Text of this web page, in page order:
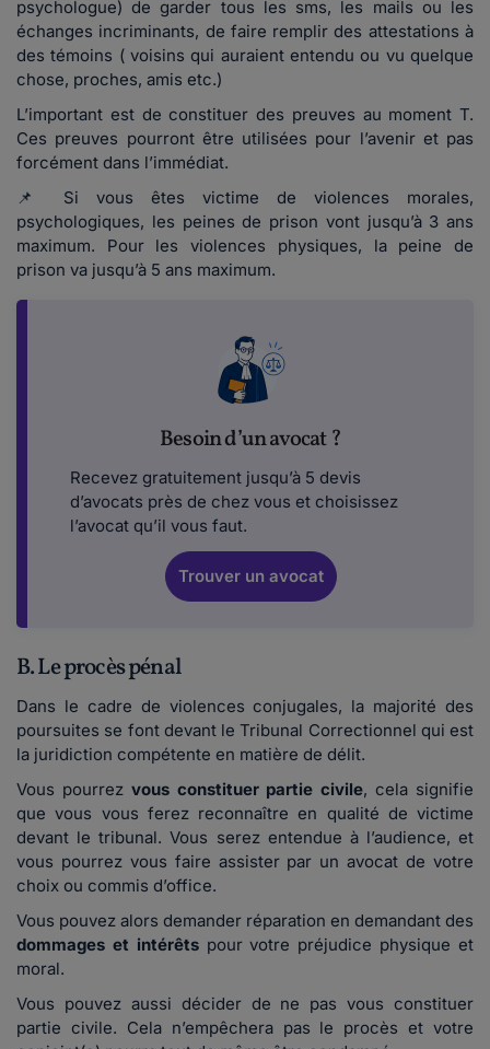
psychologue) de garder tous les sms, les mails ou les
échanges incriminants, de faire remplir des attestations à
des témoins ( voisins qui auraient entendu ou vu quelque
chose, proches, amis etc.)
L’important est de constituer des preuves au moment T.
Ces preuves pourront être utilisées pour l’avenir et pas
forcément dans l’immédiat.
📌 Si vous êtes victime de violences morales,
psychologiques, les peines de prison vont jusqu’à 3 ans
maximum. Pour les violences physiques, la peine de
prison va jusqu’à 5 ans maximum.
Besoin d’un avocat ?
Recevez gratuitement jusqu’à 5 devis
d’avocats près de chez vous et choisissez
l’avocat qu’il vous faut.
Trouver un avocat
B. Le procès pénal
Dans le cadre de violences conjugales, la majorité des
poursuites se font devant le Tribunal Correctionnel qui est
la juridiction compétente en matière de délit.
Vous pourrez vous constituer partie civile, cela signifie
que vous vous ferez reconnaître en qualité de victime
devant le tribunal. Vous serez entendue à l’audience, et
vous pourrez vous faire assister par un avocat de votre
choix ou commis d’office.
Vous pouvez alors demander réparation en demandant des
dommages et intérêtspour votre préjudice physique et
moral.
Vous pouvez aussi décider de ne pas vous constituer
partie civile. Cela n’empêchera pas le procès et votre